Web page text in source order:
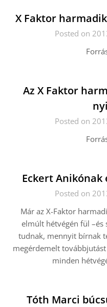
X Faktor
Posted on
Az X Faktor
Posted on
Eckert Anikónak
Posted on
Már az X-Faktor
elmúlt hétvégén fül
tudnak, mennyit bírnak
megérdemelt továbbjutást
minden
Tóth Marci